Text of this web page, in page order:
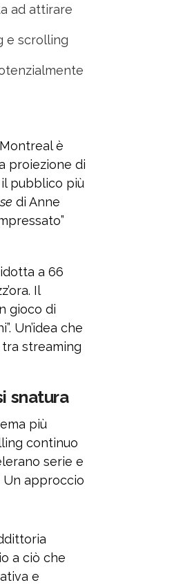
ad attirare
e scrolling
è
proiezione di
pubblico più
di Anne
a 66
Il
gioco di
Un’idea che
streaming
snatura
più
continuo
serie e
Un approccio
a ciò che
e